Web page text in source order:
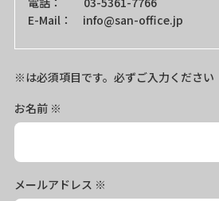
E-Mail： info@san-office.jp
※は必須項目です。必ずご入力ください
お名前 ※
メールアドレス ※